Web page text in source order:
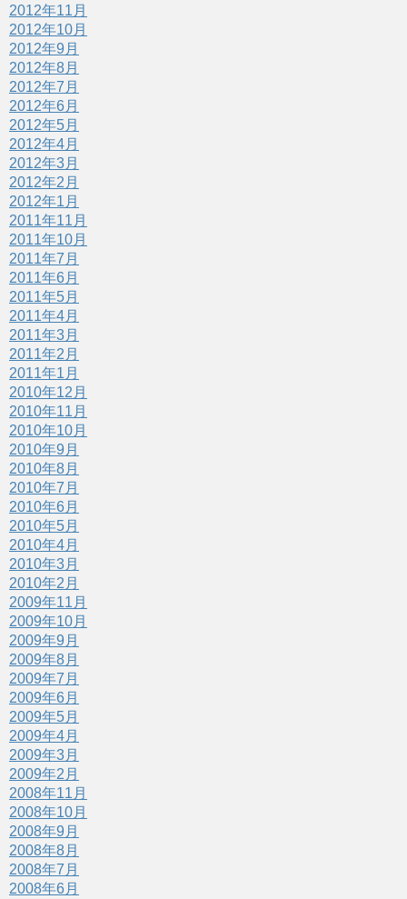
2012年11月
2012年10月
2012年9月
2012年8月
2012年7月
2012年6月
2012年5月
2012年4月
2012年3月
2012年2月
2012年1月
2011年11月
2011年10月
2011年7月
2011年6月
2011年5月
2011年4月
2011年3月
2011年2月
2011年1月
2010年12月
2010年11月
2010年10月
2010年9月
2010年8月
2010年7月
2010年6月
2010年5月
2010年4月
2010年3月
2010年2月
2009年11月
2009年10月
2009年9月
2009年8月
2009年7月
2009年6月
2009年5月
2009年4月
2009年3月
2009年2月
2008年11月
2008年10月
2008年9月
2008年8月
2008年7月
2008年6月